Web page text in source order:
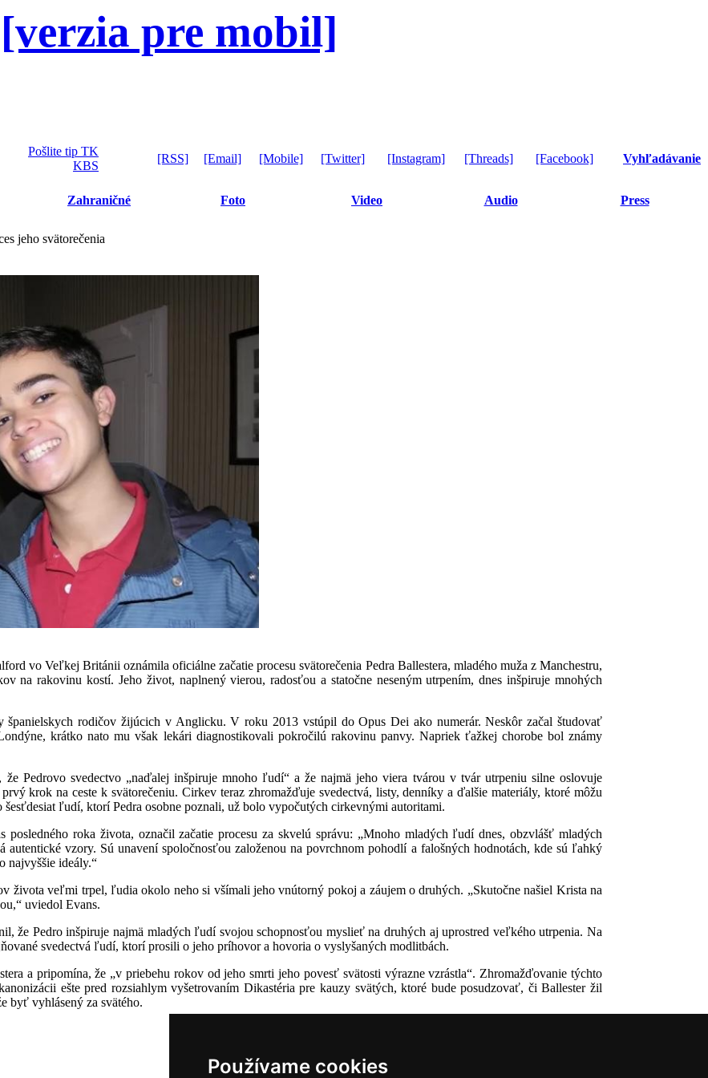
Používame cookies
[verzia pre mobil]
Pošlite tip TK
KBS
[RSS] [Email] [Mobile] [Twitter] [Instagram] [Threads] [Facebook] Vyhľadávanie
Zahraničné Foto Video Audio Press
jeho svätorečenia
vo Veľkej Británii oznámila oficiálne začatie procesu svätorečenia Pedra Ballestera, mladého muža z Manchestru,
na rakovinu kostí. Jeho život, naplnený vierou, radosťou a statočne neseným utrpením, dnes inšpiruje mnohých
španielskych rodičov žijúcich v Anglicku. V roku 2013 vstúpil do Opus Dei ako numerár. Neskôr začal študovať
krátko nato mu však lekári diagnostikovali pokročilú rakovinu panvy. Napriek ťažkej chorobe bol známy
Pedrovo svedectvo „naďalej inšpiruje mnoho ľudí“ a že najmä jeho viera tvárou v tvár utrpeniu silne oslovuje
krok na ceste k svätorečeniu. Cirkev teraz zhromažďuje svedectvá, listy, denníky a ďalšie materiály, ktoré môžu
ľudí, ktorí Pedra osobne poznali, už bolo vypočutých cirkevnými autoritami.
posledného roka života, označil začatie procesu za skvelú správu: „Mnoho mladých ľudí dnes, obzvlášť mladých
vzory. Sú unavení spoločnosťou založenou na povrchnom pohodlí a falošných hodnotách, kde sú ľahký
najvyššie ideály.“
života veľmi trpel, ľudia okolo neho si všímali jeho vnútorný pokoj a záujem o druhých. „Skutočne našiel Krista na
uviedol Evans.
že Pedro inšpiruje najmä mladých ľudí svojou schopnosťou myslieť na druhých aj uprostred veľkého utrpenia. Na
svedectvá ľudí, ktorí prosili o jeho príhovor a hovoria o vyslyšaných modlitbách.
a pripomína, že „v priebehu rokov od jeho smrti jeho povesť svätosti výrazne vzrástla“. Zhromažďovanie týchto
ešte pred rozsiahlym vyšetrovaním Dikastéria pre kauzy svätých, ktoré bude posudzovať, či Ballester žil
byť vyhlásený za svätého.